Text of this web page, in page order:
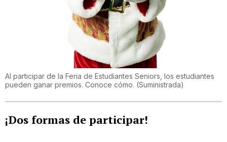
Al participar de la Feria de Estudiantes Seniors, los estudiantes
pueden ganar premios. Conoce cómo. (Suministrada)
¡Dos formas de participar!